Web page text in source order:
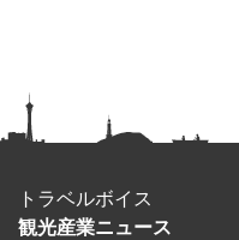
トラベルボイス
観光産業ニュース